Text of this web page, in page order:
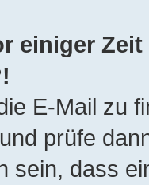
einiger
E-Mail zu
prüfe
sein, dass